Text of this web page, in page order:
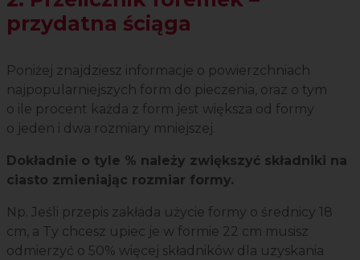
przydatna ściąga
Poniżej znajdziesz informacje o powierzchniach
najpopularniejszych form do pieczenia, oraz o tym
o ile procent każda z form jest większa od formy
o jeden i dwa rozmiary mniejszej.
Dokładnie o tyle % należy zwiększyć składniki na
ciasto zmieniając rozmiar formy.
Np. Jeśli przepis zakłada użycie formy o średnicy 18
cm, a Ty chcesz upiec je w formie 22 cm musisz
odmierzyć o 50% więcej składników dla uzyskania